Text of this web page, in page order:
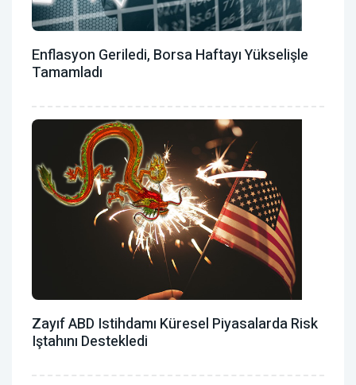
Enflasyon Geriledi, Borsa Haftayı Yükselişle
Tamamladı
Zayıf ABD Istihdamı Küresel Piyasalarda Risk
Iştahını Destekledi